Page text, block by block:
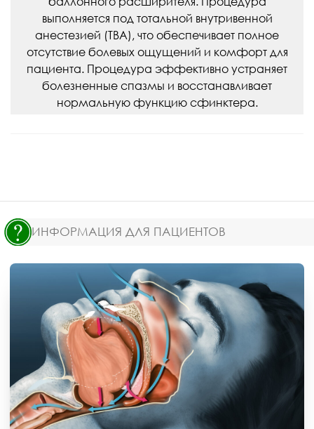
выполняется под тотальной внутривенной
анестезией (ТВА), что обеспечивает полное
отсутствие болевых ощущений и комфорт для
пациента. Процедура эффективно устраняет
болезненные спазмы и восстанавливает
нормальную функцию сфинктера.
ИНФОРМАЦИЯ ДЛЯ ПАЦИЕНТОВ